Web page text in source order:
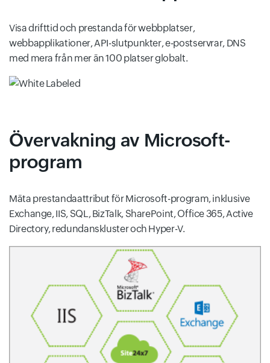
Visa drifttid och prestanda för webbplatser,
webbapplikationer, API-slutpunkter, e-postservrar, DNS
med mera från mer än 100 platser globalt.
Övervakning av Microsoft-
program
Mäta prestandaattribut för Microsoft-program, inklusive
Exchange, IIS, SQL, BizTalk, SharePoint, Office 365, Active
Directory, redundanskluster och Hyper-V.